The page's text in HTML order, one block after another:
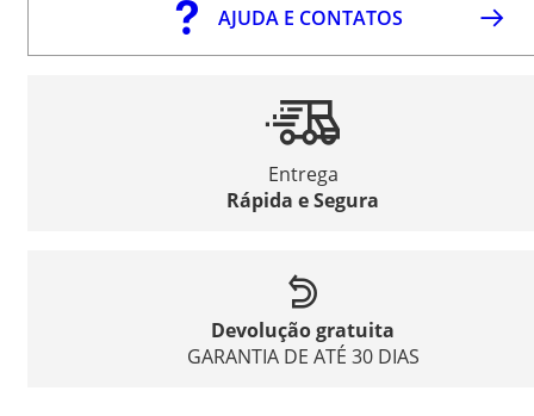
AJUDA E CONTATOS
Entrega
Rápida e Segura
Devolução gratuita
GARANTIA DE ATÉ 30 DIAS